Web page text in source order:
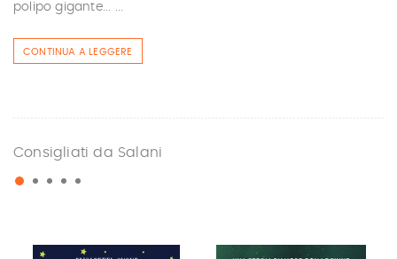
polipo gigante... ...
CONTINUA A LEGGERE
Consigliati da Salani